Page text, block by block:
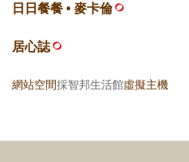
日日餐餐 • 麥卡倫
居心誌
網站空間採智邦生活館虛擬主機